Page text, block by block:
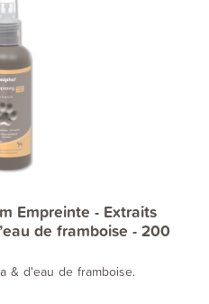
Empreinte - Extraits
de framboise - 200
& d'eau de framboise.